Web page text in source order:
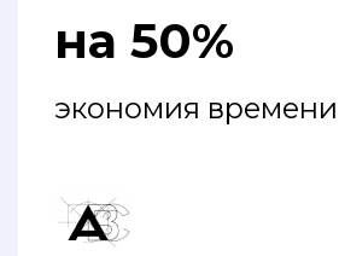
на 50%
экономия времени